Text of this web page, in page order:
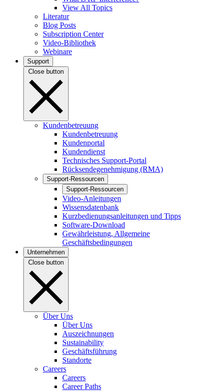
View All Topics
Literatur
Blog Posts
Subscription Center
Video-Bibliothek
Webinare
Support
Close button
Kundenbetreuung
Kundenbetreuung
Kundenportal
Kundendienst
Technisches Support-Portal
Rücksendegenehmigung (RMA)
Support-Ressourcen
Support-Ressourcen
Video-Anleitungen
Wissensdatenbank
Kurzbedienungsanleitungen und Tipps
Software-Download
Gewährleistung, Allgemeine
Geschäftsbedingungen
Unternehmen
Close button
Über Uns
Über Uns
Auszeichnungen
Sustainability
Geschäftsführung
Standorte
Careers
Careers
Career Paths